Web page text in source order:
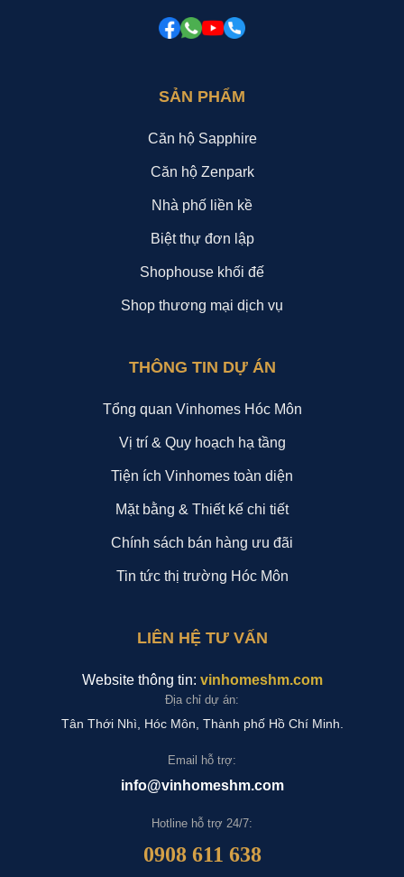
SẢN PHẨM
Căn hộ Sapphire
Căn hộ Zenpark
Nhà phố liền kề
Biệt thự đơn lập
Shophouse khối đế
Shop thương mại dịch vụ
THÔNG TIN DỰ ÁN
Tổng quan Vinhomes Hóc Môn
Vị trí & Quy hoạch hạ tầng
Tiện ích Vinhomes toàn diện
Mặt bằng & Thiết kế chi tiết
Chính sách bán hàng ưu đãi
Tin tức thị trường Hóc Môn
LIÊN HỆ TƯ VẤN
Website thông tin: vinhomeshm.com
Địa chỉ dự án:
Tân Thới Nhì, Hóc Môn, Thành phố Hồ Chí Minh.
Email hỗ trợ:
info@vinhomeshm.com
Hotline hỗ trợ 24/7:
0908 611 638